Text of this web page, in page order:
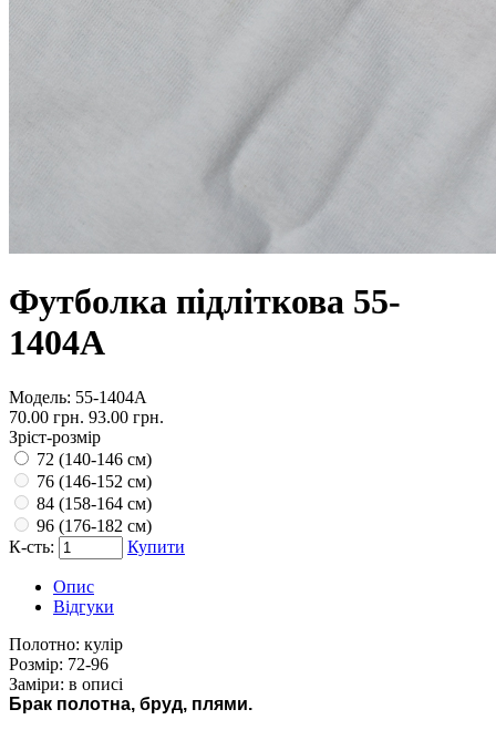
Футболка підліткова 55-
1404А
Модель: 55-1404А
70.00 грн. 93.00 грн.
Зріст-розмір
72 (140-146 см)
76 (146-152 см)
84 (158-164 см)
96 (176-182 см)
К-сть:
Купити
Опис
Відгуки
Полотно: кулір
Розмір: 72-96
Заміри: в описі
Брак полотна, бруд, плями.